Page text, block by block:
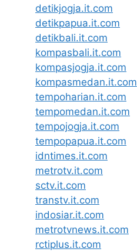
detikjogja.it.com
detikpapua.it.com
detikbali.it.com
kompasbali.it.com
kompasjogja.it.com
kompasmedan.it.com
tempoharian.it.com
tempomedan.it.com
tempojogja.it.com
tempopapua.it.com
idntimes.it.com
metrotv.it.com
sctv.it.com
transtv.it.com
indosiar.it.com
metrotvnews.it.com
rctiplus.it.com